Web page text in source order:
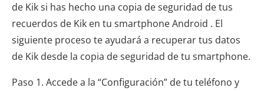
de Kik si has hecho una copia de seguridad de tus
recuerdos de Kik en tu smartphone Android . El
siguiente proceso te ayudará a recuperar tus datos
de Kik desde la copia de seguridad de tu smartphone.
Paso 1. Accede a la “Configuración” de tu teléfono y